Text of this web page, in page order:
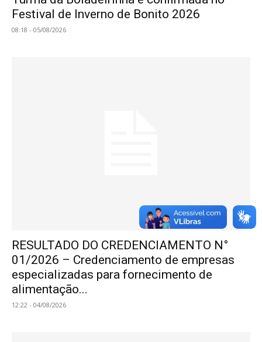
Festival de Inverno de Bonito 2026
08:18 - 05/08/2026
RESULTADO DO CREDENCIAMENTO N°
01/2026 – Credenciamento de empresas
especializadas para fornecimento de
alimentação...
12:22 - 04/08/2026